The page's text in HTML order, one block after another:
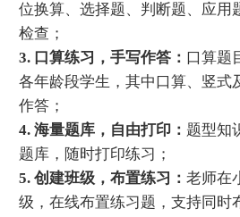
位换算、选择题、判断题、应用
检查；
3. 口算练习，手写作答： 口算题
各年龄段学生，其中口算、竖式
作答；
4. 海量题库，自由打印： 题型知
题库，随时打印练习；
5. 创建班级，布置练习： 老师在
级，在线布置练习题，支持同时